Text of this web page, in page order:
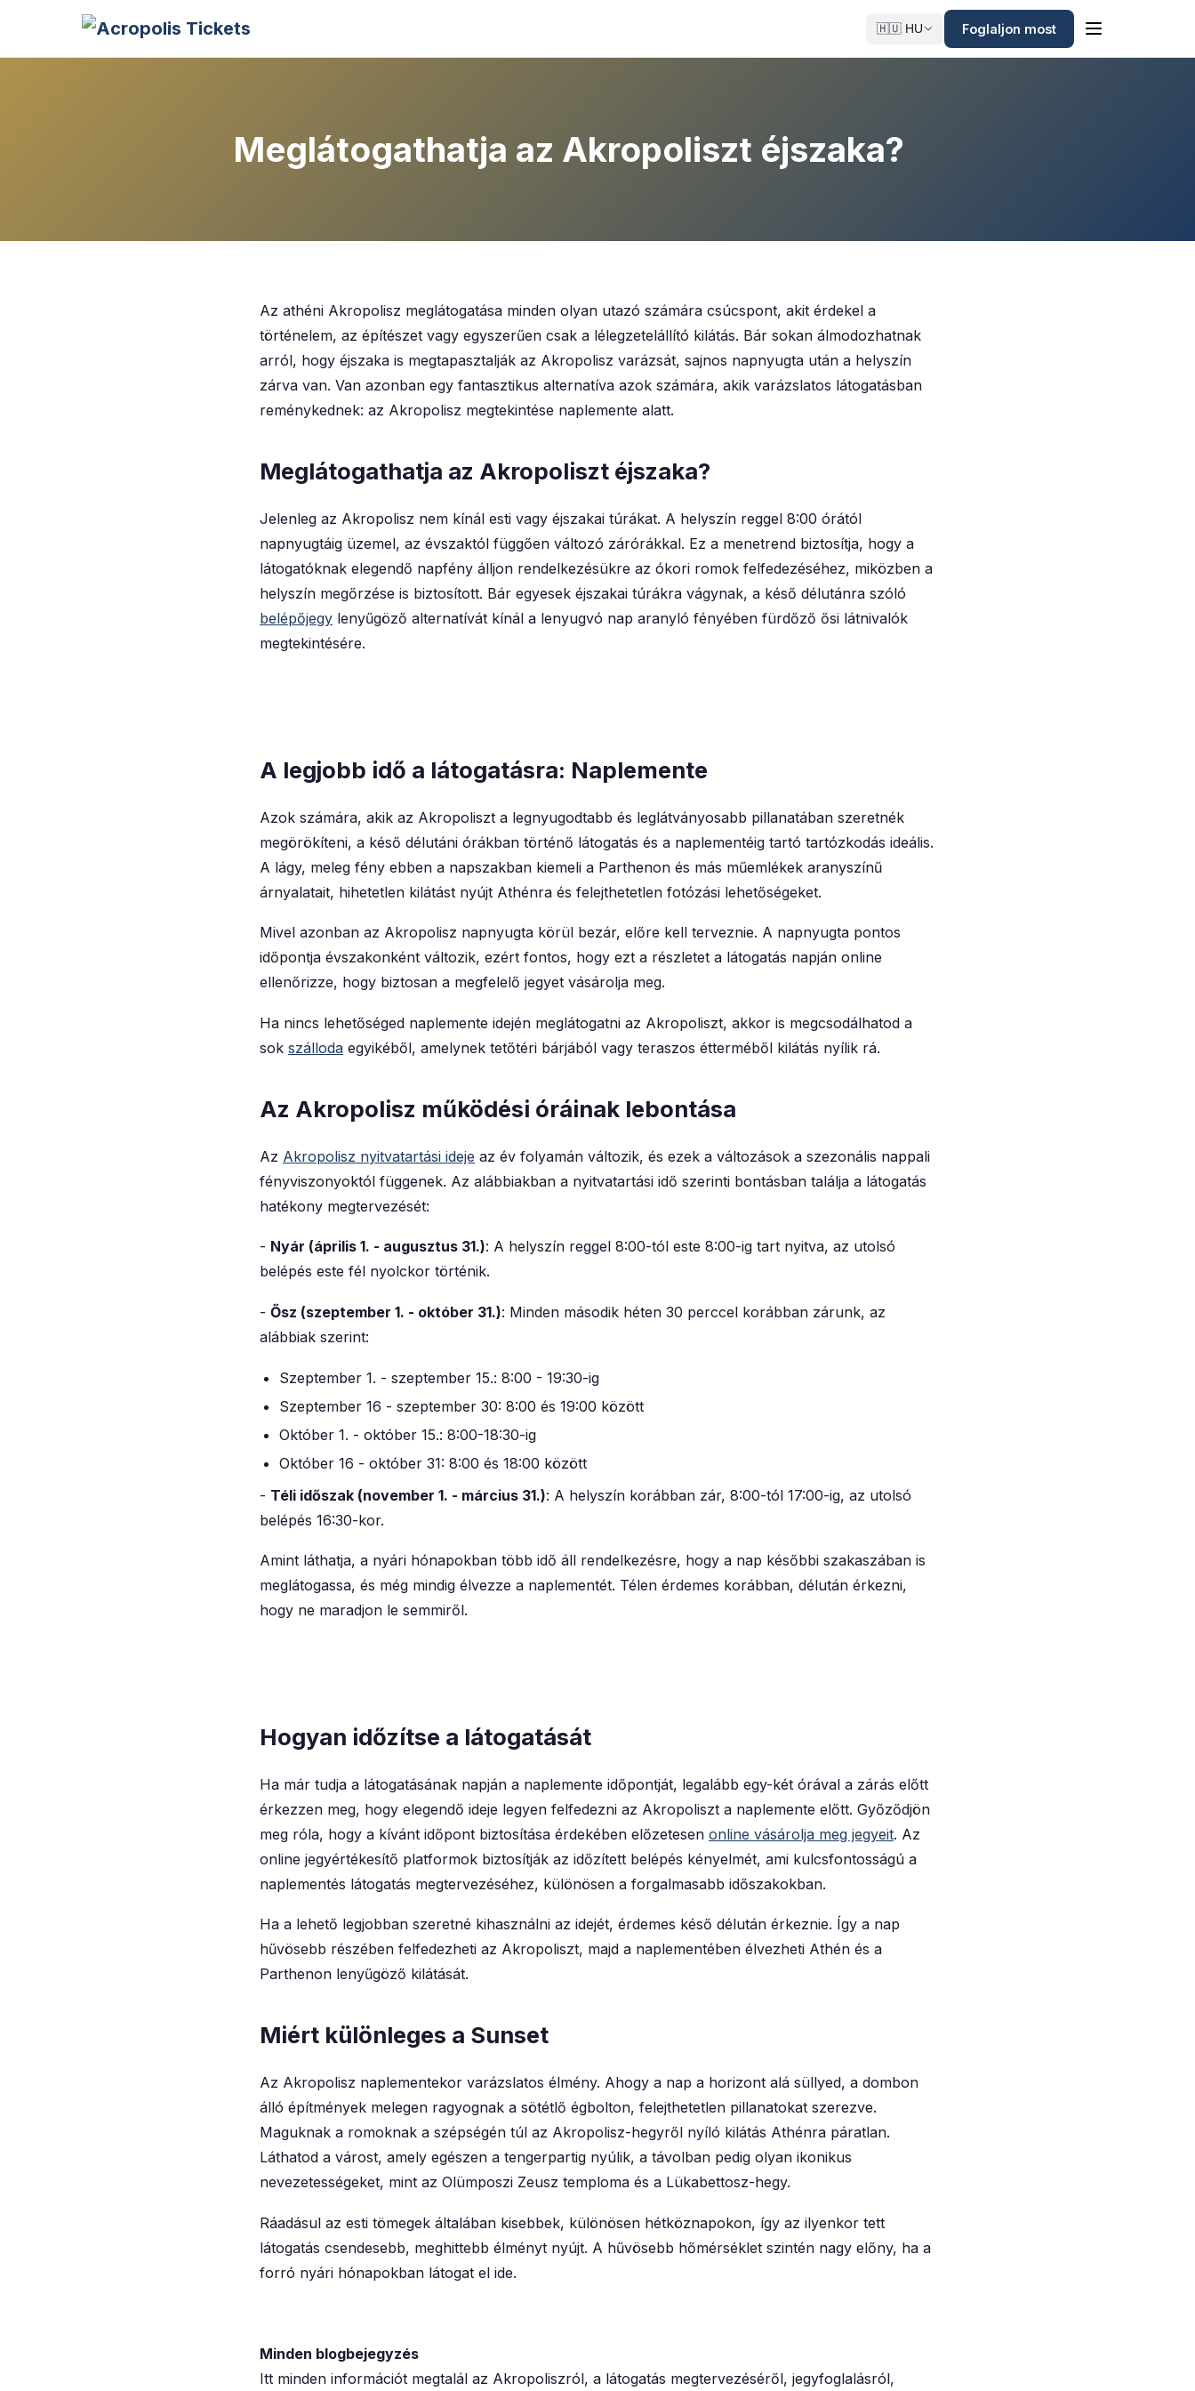
🇭🇺 HU Foglaljon most
Meglátogathatja az Akropoliszt éjszaka?
Az athéni Akropolisz meglátogatása minden olyan utazó számára csúcspont, akit érdekel a
történelem, az építészet vagy egyszerűen csak a lélegzetelállító kilátás. Bár sokan álmodozhatnak
arról, hogy éjszaka is megtapasztalják az Akropolisz varázsát, sajnos napnyugta után a helyszín
zárva van. Van azonban egy fantasztikus alternatíva azok számára, akik varázslatos látogatásban
reménykednek: az Akropolisz megtekintése naplemente alatt.
Meglátogathatja az Akropoliszt éjszaka?
Jelenleg az Akropolisz nem kínál esti vagy éjszakai túrákat. A helyszín reggel 8:00 órától
napnyugtáig üzemel, az évszaktól függően változó zárórákkal. Ez a menetrend biztosítja, hogy a
látogatóknak elegendő napfény álljon rendelkezésükre az ókori romok felfedezéséhez, miközben a
helyszín megőrzése is biztosított. Bár egyesek éjszakai túrákra vágynak, a késő délutánra szóló
belépőjegy lenyűgöző alternatívát kínál a lenyugvó nap aranyló fényében fürdőző ősi látnivalók
megtekintésére.
A legjobb idő a látogatásra: Naplemente
Azok számára, akik az Akropoliszt a legnyugodtabb és leglátványosabb pillanatában szeretnék
megörökíteni, a késő délutáni órákban történő látogatás és a naplementéig tartó tartózkodás ideális.
A lágy, meleg fény ebben a napszakban kiemeli a Parthenon és más műemlékek aranyszínű
árnyalatait, hihetetlen kilátást nyújt Athénra és felejthetetlen fotózási lehetőségeket.
Mivel azonban az Akropolisz napnyugta körül bezár, előre kell terveznie. A napnyugta pontos
időpontja évszakonként változik, ezért fontos, hogy ezt a részletet a látogatás napján online
ellenőrizze, hogy biztosan a megfelelő jegyet vásárolja meg.
Ha nincs lehetőséged naplemente idején meglátogatni az Akropoliszt, akkor is megcsodálhatod a
sok szálloda egyikéből, amelynek tetőtéri bárjából vagy teraszos étterméből kilátás nyílik rá.
Az Akropolisz működési óráinak lebontása
Az Akropolisz nyitvatartási ideje az év folyamán változik, és ezek a változások a szezonális nappali
fényviszonyoktól függenek. Az alábbiakban a nyitvatartási idő szerinti bontásban találja a látogatás
hatékony megtervezését:
- Nyár (április 1. - augusztus 31.): A helyszín reggel 8:00-tól este 8:00-ig tart nyitva, az utolsó
belépés este fél nyolckor történik.
- Ősz (szeptember 1. - október 31.): Minden második héten 30 perccel korábban zárunk, az
alábbiak szerint:
Szeptember 1. - szeptember 15.: 8:00 - 19:30-ig
Szeptember 16 - szeptember 30: 8:00 és 19:00 között
Október 1. - október 15.: 8:00-18:30-ig
Október 16 - október 31: 8:00 és 18:00 között
- Téli időszak (november 1. - március 31.): A helyszín korábban zár, 8:00-tól 17:00-ig, az utolsó
belépés 16:30-kor.
Amint láthatja, a nyári hónapokban több idő áll rendelkezésre, hogy a nap későbbi szakaszában is
meglátogassa, és még mindig élvezze a naplementét. Télen érdemes korábban, délután érkezni,
hogy ne maradjon le semmiről.
Hogyan időzítse a látogatását
Ha már tudja a látogatásának napján a naplemente időpontját, legalább egy-két órával a zárás előtt
érkezzen meg, hogy elegendő ideje legyen felfedezni az Akropoliszt a naplemente előtt. Győződjön
meg róla, hogy a kívánt időpont biztosítása érdekében előzetesen online vásárolja meg jegyeit. Az
online jegyértékesítő platformok biztosítják az időzített belépés kényelmét, ami kulcsfontosságú a
naplementés látogatás megtervezéséhez, különösen a forgalmasabb időszakokban.
Ha a lehető legjobban szeretné kihasználni az idejét, érdemes késő délután érkeznie. Így a nap
hűvösebb részében felfedezheti az Akropoliszt, majd a naplementében élvezheti Athén és a
Parthenon lenyűgöző kilátását.
Miért különleges a Sunset
Az Akropolisz naplementekor varázslatos élmény. Ahogy a nap a horizont alá süllyed, a dombon
álló építmények melegen ragyognak a sötétlő égbolton, felejthetetlen pillanatokat szerezve.
Maguknak a romoknak a szépségén túl az Akropolisz-hegyről nyíló kilátás Athénra páratlan.
Láthatod a várost, amely egészen a tengerpartig nyúlik, a távolban pedig olyan ikonikus
nevezetességeket, mint az Olümposzi Zeusz temploma és a Lükabettosz-hegy.
Ráadásul az esti tömegek általában kisebbek, különösen hétköznapokon, így az ilyenkor tett
látogatás csendesebb, meghittebb élményt nyújt. A hűvösebb hőmérséklet szintén nagy előny, ha a
forró nyári hónapokban látogat el ide.
Minden blogbejegyzés
Itt minden információt megtalál az Akropoliszról, a látogatás megtervezéséről, jegyfoglalásról,